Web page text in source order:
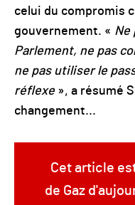
celui du compromis
gouvernement. « Ne
Parlement, ne pas
ne pas utiliser le
réflexe», a résumé
changement...
Cet article
de Gaz